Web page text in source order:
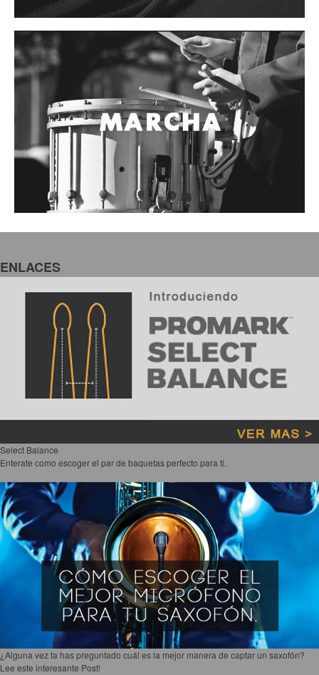
ENLACES
Select Balance
Enterate como escoger el par de baquetas perfecto para ti.
¿Alguna vez ta has preguntado cuál es la mejor manera de captar un saxofón?
Lee este interesante Post!